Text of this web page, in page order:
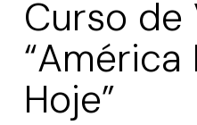
Curso de
“América
Hoje”